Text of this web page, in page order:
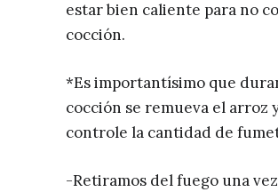
estar bien caliente para no
cocción.
*Es importantísimo que
cocción se remueva el arroz
controle la cantidad de
-Retiramos del fuego una vez